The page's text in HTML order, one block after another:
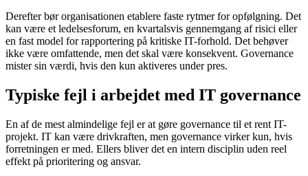
Derefter bør organisationen etablere faste rytmer for opfølgning. Det
kan være et ledelsesforum, en kvartalsvis gennemgang af risici eller
en fast model for rapportering på kritiske IT-forhold. Det behøver
ikke være omfattende, men det skal være konsekvent. Governance
mister sin værdi, hvis den kun aktiveres under pres.
Typiske fejl i arbejdet med IT governance
En af de mest almindelige fejl er at gøre governance til et rent IT-
projekt. IT kan være drivkraften, men governance virker kun, hvis
forretningen er med. Ellers bliver det en intern disciplin uden reel
effekt på prioritering og ansvar.